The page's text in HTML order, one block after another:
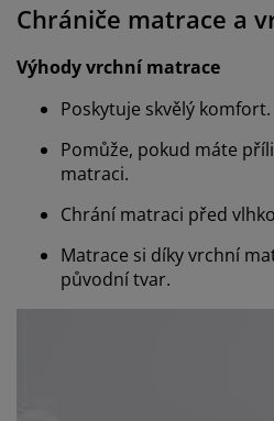
Chrániče matrace a
Výhody vrchní matrace
Poskytuje skvělý komfort.
Pomůže, pokud máte
matraci.
Chrání matraci před
Matrace si díky vrchní
původní tvar.